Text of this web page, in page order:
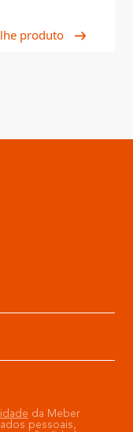
produto
da Meber
pessoais,